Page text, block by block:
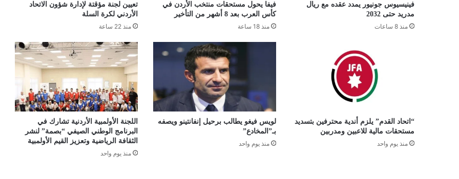
فينيسيوس جونيور يمدد عقده مع ريال
مدريد حتى 2032
منذ 8 ساعات
فيفا يحول مستحقات منتخب الأردن في
كأس العرب بعد 8 أشهر من التأخير
منذ 18 ساعة
تعيين لجنة مؤقتة لإدارة شؤون الاتحاد
الأردني لكرة السلة
منذ 22 ساعة
“اتحاد القدم” يلزم أندية محترفين بتسديد
مستحقات مالية للاعبين ومدربين
منذ يوم واحد
لويس فيغو يطالب برحيل إنفانتينو ويصفه
بـ”المخادع”
منذ يوم واحد
اللجنة الأولمبية الأردنية تشارك في
البرنامج الوطني الصيفي “بصمة” لنشر
الثقافة الرياضية وتعزيز القيم الأولمبية
منذ يوم واحد